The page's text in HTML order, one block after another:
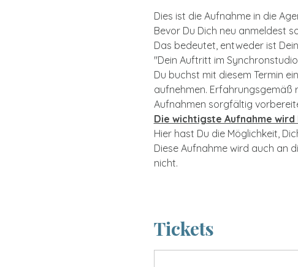
Dies ist die Aufnahme in die
Bevor Du Dich neu anmeldest
Das bedeutet, entweder ist
"Dein Auftritt im
Du buchst mit diesem Termin
aufnehmen. Erfahrungsgemäß
Aufnahmen sorgfältig
Die wichtigste Aufnahme
Hier hast Du die Möglichkeit,
Diese Aufnahme wird auch an
nicht.
Tickets